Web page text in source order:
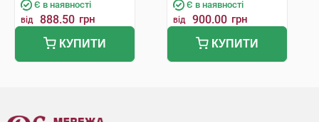
Є в наявності
від 888.50 грн
КУПИТИ
Є в наявності
від 900.00 грн
КУПИТИ